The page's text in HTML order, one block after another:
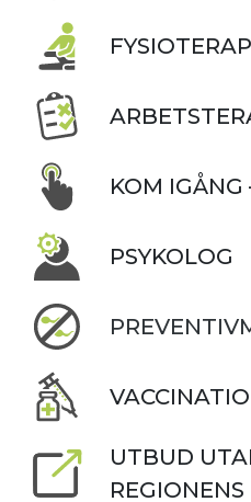
KOM IGÅNG
PSYKOLOG
UTBUD
REGIONENS